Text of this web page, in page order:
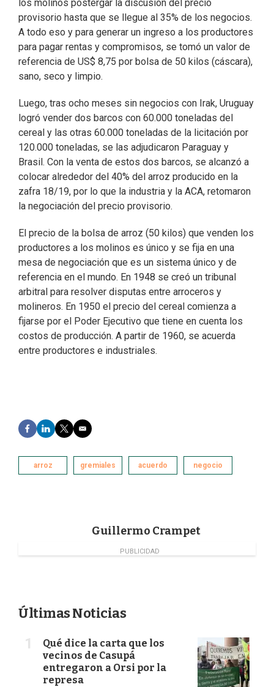
los molinos postergar la discusión del precio
provisorio hasta que se llegue al 35% de los negocios.
A todo eso y para generar un ingreso a los productores
para pagar rentas y compromisos, se tomó un valor de
referencia de US$ 8,75 por bolsa de 50 kilos (cáscara),
sano, seco y limpio.
Luego, tras ocho meses sin negocios con Irak, Uruguay
logró vender dos barcos con 60.000 toneladas del
cereal y las otras 60.000 toneladas de la licitación por
120.000 toneladas, se las adjudicaron Paraguay y
Brasil. Con la venta de estos dos barcos, se alcanzó a
colocar alrededor del 40% del arroz producido en la
zafra 18/19, por lo que la industria y la ACA, retomaron
la negociación del precio provisorio.
El precio de la bolsa de arroz (50 kilos) que venden los
productores a los molinos es único y se fija en una
mesa de negociación que es un sistema único y de
referencia en el mundo. En 1948 se creó un tribunal
arbitral para resolver disputas entre arroceros y
molineros. En 1950 el precio del cereal comienza a
fijarse por el Poder Ejecutivo que tiene en cuenta los
costos de producción. A partir de 1960, se acuerda
entre productores e industriales.
F
a
b
L
i
k
e
T
w
t
E
m
i
l
arroz gremiales acuerdo negocio
Guillermo Crampet
PUBLICIDAD
Últimas Noticias
Qué dice la carta que los
vecinos de Casupá
entregaron a Orsi por la
represa